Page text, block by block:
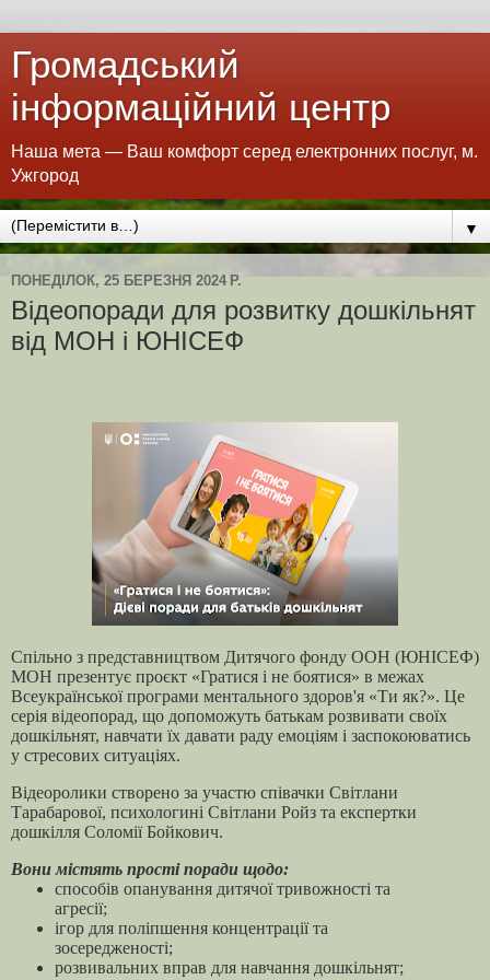
Громадський
інформаційний центр
Наша мета — Ваш комфорт серед електронних послуг, м.
Ужгород
▼
ПОНЕДІЛОК, 25 БЕРЕЗНЯ 2024 Р.
Відеопоради для розвитку дошкільнят
від МОН і ЮНІСЕФ
Спільно з представництвом Дитячого фонду ООН (ЮНІСЕФ)
МОН презентує проєкт «Гратися і не боятися» в межах
Всеукраїнської програми ментального здоров'я «Ти як?». Це
серія відеопорад, що допоможуть батькам розвивати своїх
дошкільнят, навчати їх давати раду емоціям і заспокоюватись
у стресових ситуаціях.
Відеоролики створено за участю співачки Світлани
Тарабарової, психологині Світлани Ройз та експертки
дошкілля Соломії Бойкович.
Вони містять прості поради щодо:
способів опанування дитячої тривожності та
агресії;
ігор для поліпшення концентрації та
зосередженості;
розвивальних вправ для навчання дошкільнят;